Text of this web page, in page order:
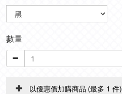
數量
以優惠價加購商品 (最多 1 件)